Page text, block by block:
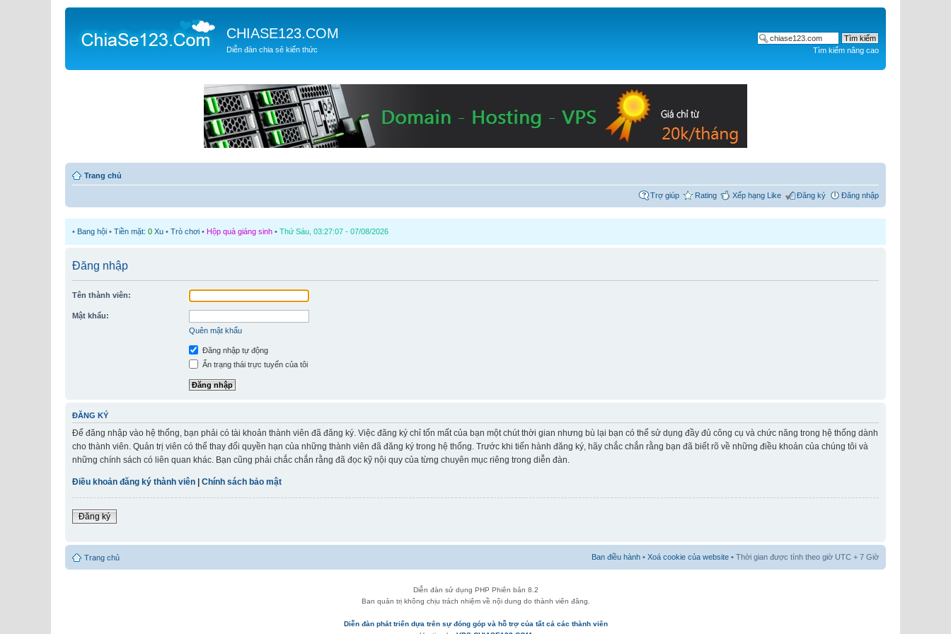
CHIASE123.COM
Diễn đàn chia sẻ kiến thức Tìm kiếm nâng cao
Trang chủ
Trợ giúp Rating Xếp hạng Like Đăng ký Đăng nhập
• Bang hội • Tiền mặt: 0 Xu • Trò chơi • Hộp quà giáng sinh • Thứ Sáu, 03:27:07 - 07/08/2026
Đăng nhập
Tên thành viên:
Mật khẩu:
Quên mật khẩu
Đăng nhập tự động
Ẩn trạng thái trực tuyến của tôi
ĐĂNG KÝ
Để đăng nhập vào hệ thống, bạn phải có tài khoản thành viên đã đăng ký. Việc đăng ký chỉ tốn mất của bạn một chút thời gian nhưng bù lại bạn có thể sử dụng đầy đủ công cụ và chức năng trong hệ thống dành
cho thành viên. Quản trị viên có thể thay đổi quyền hạn của những thành viên đã đăng ký trong hệ thống. Trước khi tiến hành đăng ký, hãy chắc chắn rằng bạn đã biết rõ về những điều khoản của chúng tôi và
những chính sách có liên quan khác. Bạn cũng phải chắc chắn rằng đã đọc kỹ nội quy của từng chuyên mục riêng trong diễn đàn.
Điều khoản đăng ký thành viên Chính sách bảo mật
Đăng ký
Trang chủ Ban điều hành • Xoá cookie của website • Thời gian được tính theo giờ UTC + 7 Giờ
Diễn đàn sử dụng PHP Phiên bản 8.2
Ban quản trị không chịu trách nhiệm về nội dung do thành viên đăng.
Diễn đàn phát triển dựa trên sự đóng góp và hỗ trợ của tất cả các thành viên